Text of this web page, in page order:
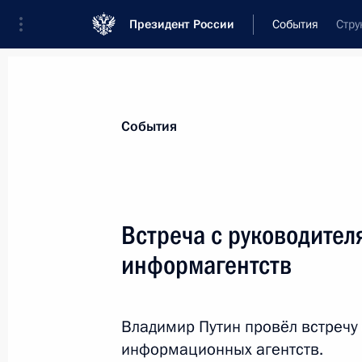
Президент России События
Новости
Послания Федеральному Собранию
Заявления по важнейшим вопросам
Речи и обращения
События
Встреча с
информагентств
Владимир Путин провёл
информационных агентств.